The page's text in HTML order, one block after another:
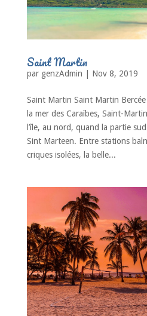
Saint Martin
par genzAdmin Nov 8, 2019
Saint Martin Saint Martin
la mer des Caraïbes, Saint-
l’île, au nord, quand la partie
Sint Marteen. Entre stations
criques isolées, la belle...